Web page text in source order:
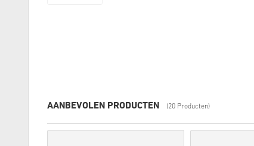
AANBEVOLEN PRODUCTEN (20 Producten)